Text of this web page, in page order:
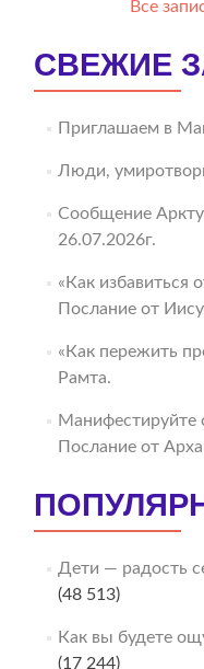
Все
СВЕЖИЕ
Приглашаем в
Люди,
Сообщение
26.07.2026г.
«Как избавиться
Послание от
«Как пережить
Рамта.
Манифестируйте
Послание от
Дети — радость
(48 513)
Как вы будете
(17 244)